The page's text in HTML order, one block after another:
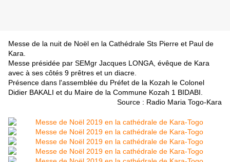
Messe de la nuit de Noël en la Cathédrale Sts Pierre et Paul de
Kara.
Messe présidée par SEMgr Jacques LONGA, évêque de Kara
avec à ses côtés 9 prêtres et un diacre.
Présence dans l'assemblée du Préfet de la Kozah le Colonel
Didier BAKALI et du Maire de la Commune Kozah 1 BIDABI.
Source : Radio Maria Togo-Kara